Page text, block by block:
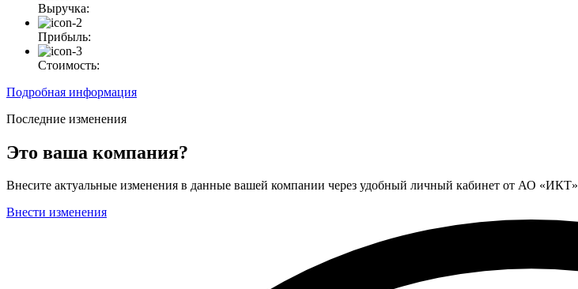
Выручка:
Прибыль:
Стоимость:
Подробная информация
Последние изменения
Это ваша компания?
Внесите актуальные изменения в данные вашей компании через удобный личный кабинет от АО «ИКТ»
Внести изменения